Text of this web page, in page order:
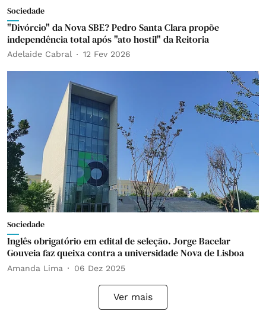
Sociedade
"Divórcio" da Nova SBE? Pedro Santa Clara propõe
independência total após "ato hostil" da Reitoria
Adelaide Cabral 12 Fev 2026
Sociedade
Inglês obrigatório em edital de seleção. Jorge Bacelar
Gouveia faz queixa contra a universidade Nova de Lisboa
Amanda Lima 06 Dez 2025
Ver mais